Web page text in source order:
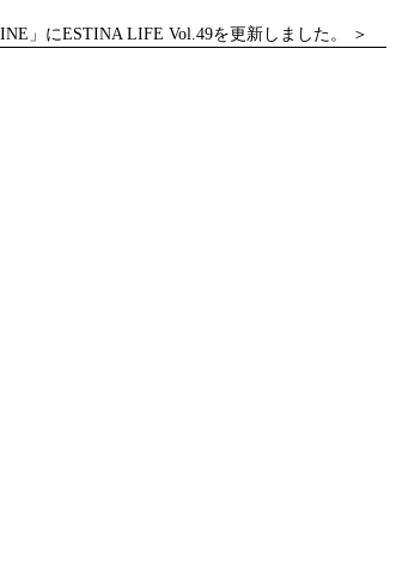
」にESTINA LIFE Vol.49を更新しました。 ＞